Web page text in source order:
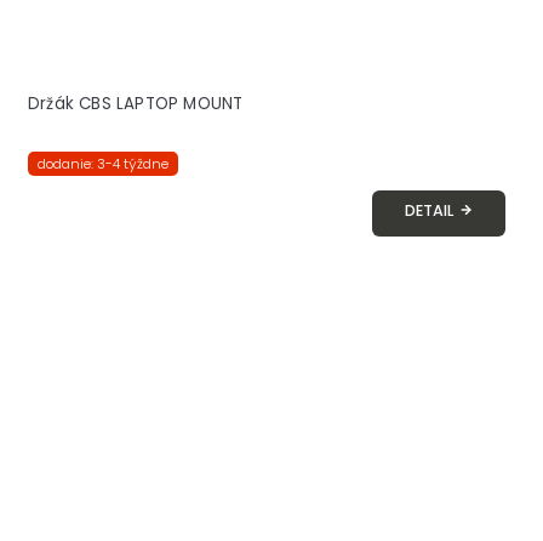
Držák CBS LAPTOP MOUNT
dodanie: 3-4 týždne
DETAIL